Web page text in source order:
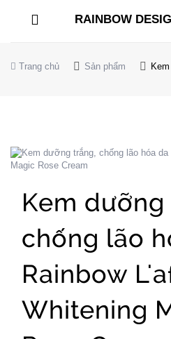
RAINBOW
Trang chủ Sản phẩm
Kem dưỡng
chống lão
Rainbow
Whitening